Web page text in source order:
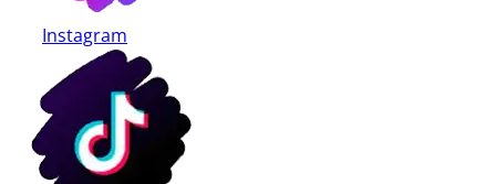
Instagram